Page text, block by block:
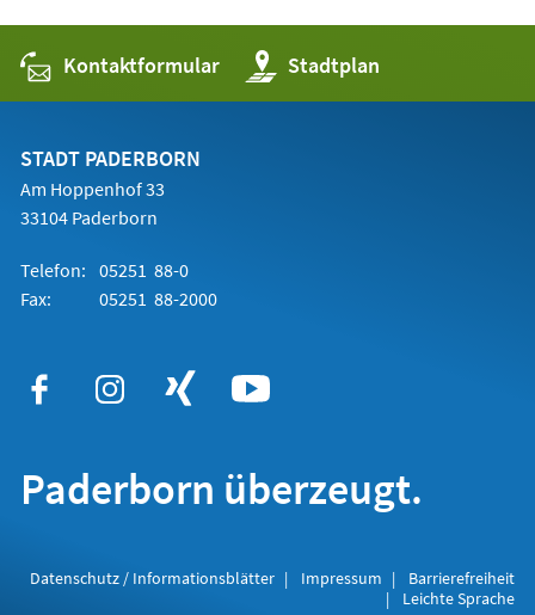
Kontaktformular Stadtplan
(Öffnet
in
einem
STADT PADERBORN
Am Hoppenhof 33
33104 Paderborn
Telefon: 05251 88-0
Fax:
05251 88-2000
Paderborn überzeugt.
Datenschutz / Informationsblätter Impressum
Barrierefreiheit
Leichte Sprache